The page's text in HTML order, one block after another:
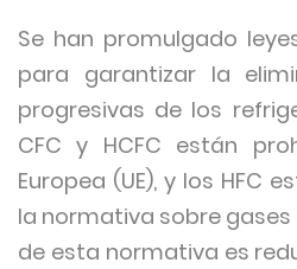
Se han promulgado
para garantizar la
progresivas de los
CFC y HCFC están
Europea (UE), y los HFC
la normativa sobre gases
de esta normativa es